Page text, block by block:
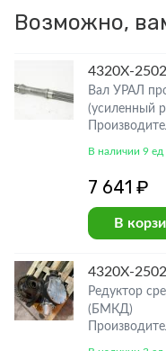
Возможно,
4320Х-
Вал УРАЛ
(усиленный
В наличии 9 ед
7 641 ₽
В
4320Х-
Редуктор
(БМКД)